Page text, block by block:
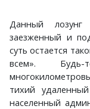
Данный лозунг
заезженный и
суть остается
всем».
тихий
населенный